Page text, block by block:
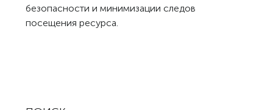
безопасности и минимизации следов
посещения ресурса.